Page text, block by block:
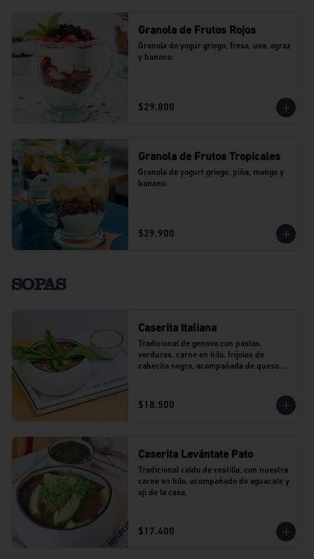
Granola de Frutos Rojos
Granola de yogur griego, fresa, uva, agraz
y banano.
$29.800
Granola de Frutos Tropicales
Granola de yogurt griego, piña, mango y
banano.
$29.900
SOPAS
Caserita Italiana
Tradicional de genova con pastas,
verduras, carne en hilo, frijoles de
cabecita negra, acompañada de queso
$18.500
Caserita Levántate Pato
Tradicional caldo de costilla, con nuestra
carne en hilo, acompañado de aguacate y
ají de la casa.
$17.400